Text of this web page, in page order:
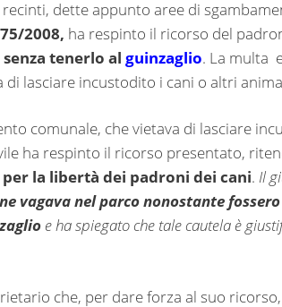
dette appunto aree di
2008, ha respinto il ricorso del
tenerlo al guinzaglio. La multa
di lasciare incustodito i cani o altri
comunale, che vietava di lasciare
ha respinto il ricorso presentato,
la libertà dei padroni dei cani. Il
vagava nel parco nonostante
e ha spiegato che tale cautela è
che, per dare forza al suo